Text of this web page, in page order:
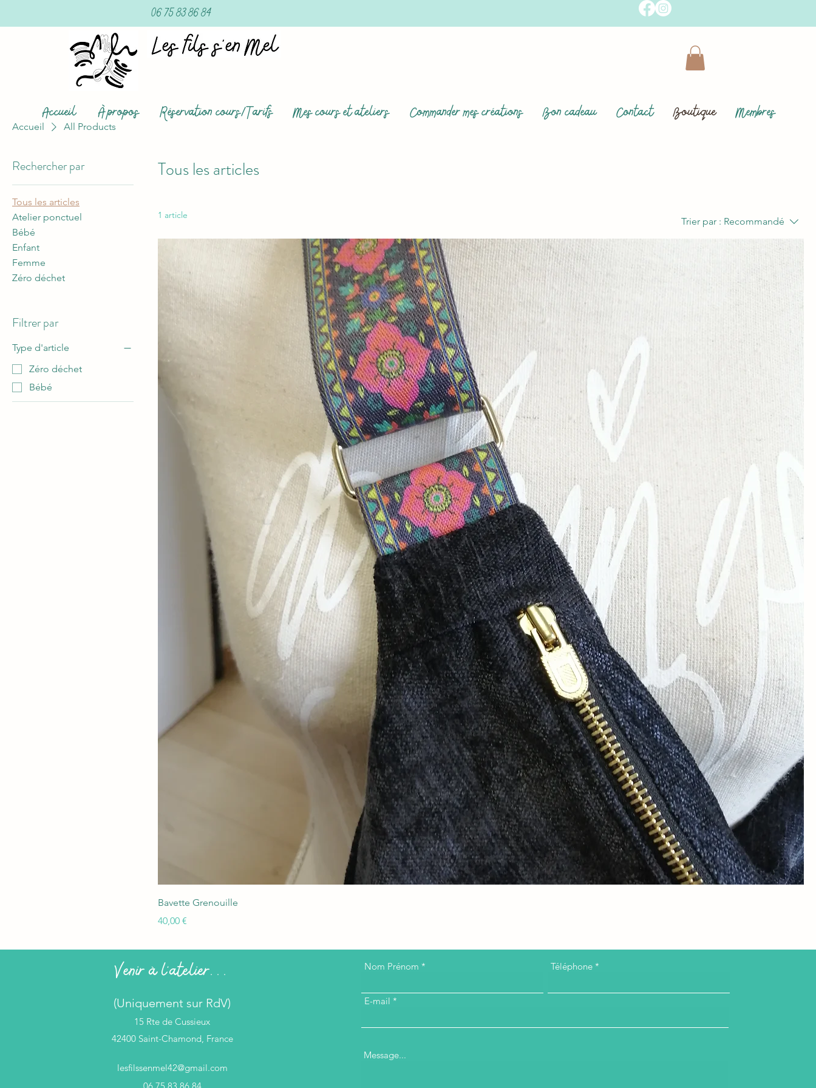
06 75 83 86 84
Accueil À propos Réservation cours/Tarifs Mes cours et ateliers Commander mes créations Bon cadeau Contact Boutique Membres
Accueil All Products
Rechercher par
Tous les articles
Atelier ponctuel
Bébé
Enfant
Femme
Zéro déchet
Filtrer par
Type d'article
Zéro déchet
Bébé
Tous les articles
1 article
Trier par : Recommandé
Bavette Grenouille
Prix
40,00 €
Venir à l'atelier...
(Uniquement sur RdV)
15 Rte de Cussieux
42400 Saint-Chamond, France
lesfilssenmel42@gmail.com
06 75 83 86 84
Nom Prénom Téléphone
E-mail
Message...